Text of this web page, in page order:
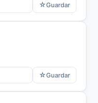
☆Guardar
☆Guardar